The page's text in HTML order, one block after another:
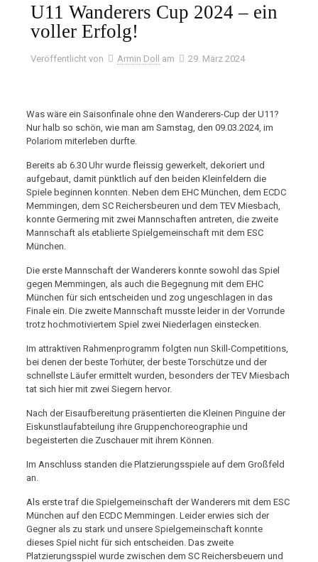
U11 Wanderers Cup 2024 – ein
voller Erfolg!
Veröffentlicht von Armin Doll am 29. März 2024
Was wäre ein Saisonfinale ohne den Wanderers-Cup der U11?
Nur halb so schön, wie man am Samstag, den 09.03.2024, im
Polariom miterleben durfte.
Bereits ab 6.30 Uhr wurde fleissig gewerkelt, dekoriert und
aufgebaut, damit pünktlich auf den beiden Kleinfeldern die
Spiele beginnen konnten. Neben dem EHC München, dem ECDC
Memmingen, dem SC Reichersbeuren und dem TEV Miesbach,
konnte Germering mit zwei Mannschaften antreten, die zweite
Mannschaft als etablierte Spielgemeinschaft mit dem ESC
München.
Die erste Mannschaft der Wanderers konnte sowohl das Spiel
gegen Memmingen, als auch die Begegnung mit dem EHC
München für sich entscheiden und zog ungeschlagen in das
Finale ein. Die zweite Mannschaft musste leider in der Vorrunde
trotz hochmotiviertem Spiel zwei Niederlagen einstecken.
Im attraktiven Rahmenprogramm folgten nun Skill-Competitions,
bei denen der beste Torhüter, der beste Torschütze und der
schnellste Läufer ermittelt wurden, besonders der TEV Miesbach
tat sich hier mit zwei Siegern hervor.
Nach der Eisaufbereitung präsentierten die Kleinen Pinguine der
Eiskunstlaufabteilung ihre Gruppenchoreographie und
begeisterten die Zuschauer mit ihrem Können.
Im Anschluss standen die Platzierungsspiele auf dem Großfeld
an.
Als erste traf die Spielgemeinschaft der Wanderers mit dem ESC
München auf den ECDC Memmingen. Leider erwies sich der
Gegner als zu stark und unsere Spielgemeinschaft konnte
dieses Spiel nicht für sich entscheiden. Das zweite
Platzierungsspiel wurde zwischen dem SC Reichersbeuern und